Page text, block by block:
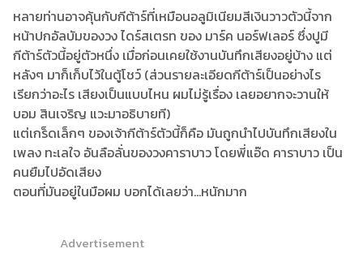
หลายท่านอาจคุ้นกับกีต้าร์ที่เหมือนอลูมิเนียมสีเงินวาวตัวนี้จาก
หน้าปกอัลบัมของวง ไดร์สเตรท ของ มาร์ค นอร์ฟเลอร์ ซึ่งปูมี
กีต้าร์ตัวนี้อยู่ตัวหนึ่ง เมื่อก่อนเคยใช้งานบันทึกเสียงอยู่บ้าง แต่
หลังๆ มาก็เก็บไว้ในตู้โชว์ (ส่วนรายละเอียดกีต้าร์เป็นอย่างไร
เรียกว่าอะไร เสียงเป็นแบบไหน ผมไม่รู้เรื่อง เลยอยากจะวานให้
บอม สินเจริญ แวะมาอธิบายที)
แต่เกร็ดเล็กๆ ของเจ้ากีต้าร์ตัวนี้ก็คือ มันถูกนำไปบันทึกเสียงใน
เพลง ทะเลใจ อันลือลั่นของวงคาราบาว โดยพี่แอ๊ด คาราบาว เป็น
คนยืมไปอัดเสียง
ตอนที่มันอยู่ในมือผม บอกได้เลยว่า...หนักมาก
Advertisement